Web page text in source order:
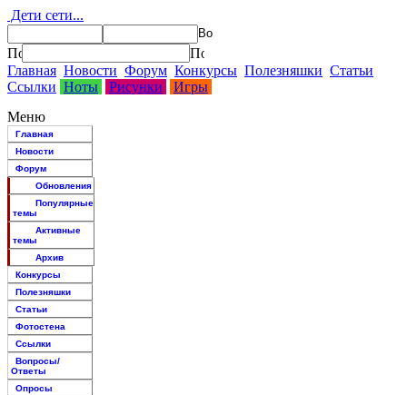
Дети сети...
Главная Новости Форум Конкурсы Полезняшки Статьи
Ссылки Ноты Рисунки
Игры
Меню
Главная
Новости
Форум
Обновления
Популярные
темы
Активные
темы
Архив
Конкурсы
Полезняшки
Статьи
Фотостена
Ссылки
Вопросы/
Ответы
Опросы